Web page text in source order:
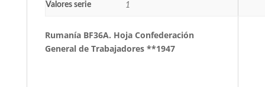
Valores serie 1
Rumanía BF36A. Hoja Confederación
General de Trabajadores **1947